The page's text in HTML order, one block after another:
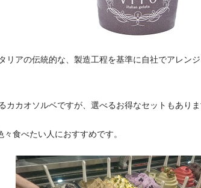
リアの伝統的な、製造工程を基準に自社でアレン
カカオソルベですが、選べるお得なセットもありま
食べたい人におすすめです。